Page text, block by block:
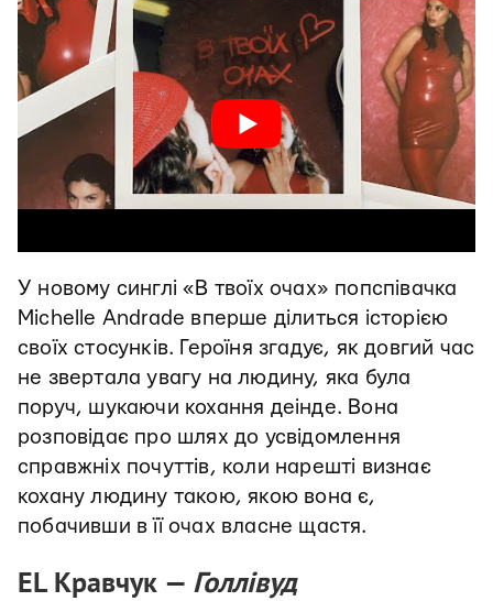
У новому синглі «В твоїх очах» попспівачка
Michelle Andrade вперше ділиться історією
своїх стосунків. Героїня згадує, як довгий час
не звертала увагу на людину, яка була
поруч, шукаючи кохання деінде. Вона
розповідає про шлях до усвідомлення
справжніх почуттів, коли нарешті визнає
кохану людину такою, якою вона є,
побачивши в її очах власне щастя.
EL Кравчук — Голлівуд